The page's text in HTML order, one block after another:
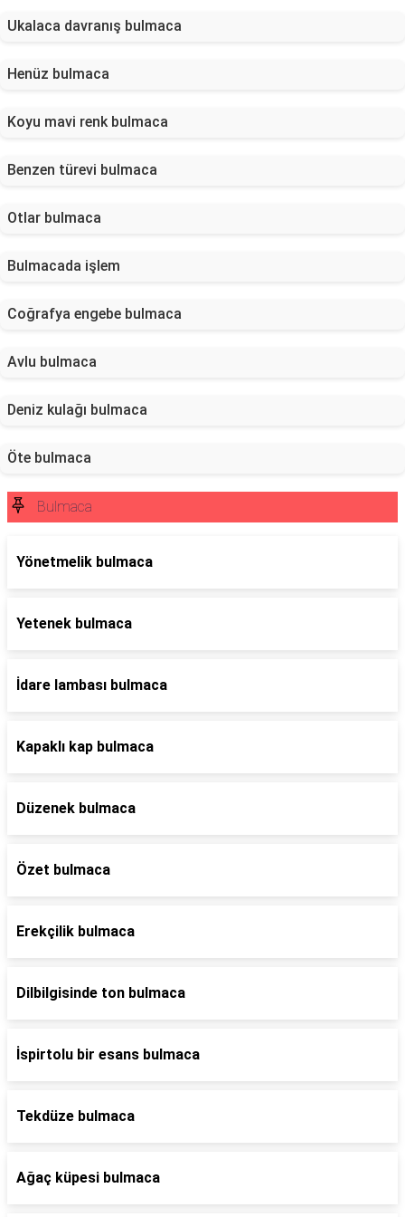
Ukalaca davranış bulmaca
Henüz bulmaca
Koyu mavi renk bulmaca
Benzen türevi bulmaca
Otlar bulmaca
Bulmacada işlem
Coğrafya engebe bulmaca
Avlu bulmaca
Deniz kulağı bulmaca
Öte bulmaca
Bulmaca
Yönetmelik bulmaca
Yetenek bulmaca
İdare lambası bulmaca
Kapaklı kap bulmaca
Düzenek bulmaca
Özet bulmaca
Erekçilik bulmaca
Dilbilgisinde ton bulmaca
İspirtolu bir esans bulmaca
Tekdüze bulmaca
Ağaç küpesi bulmaca